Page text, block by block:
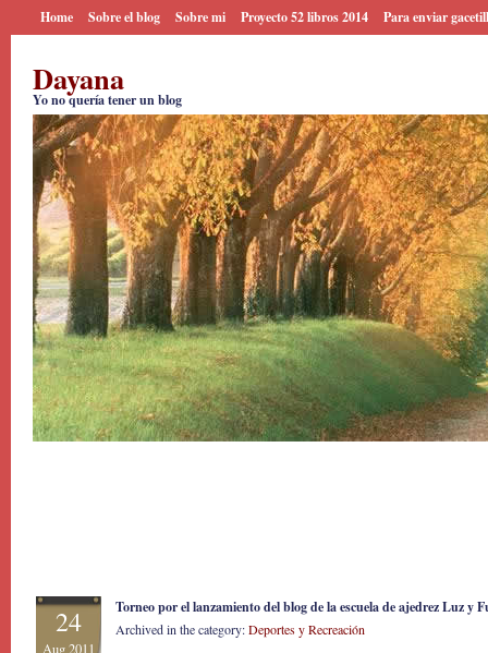
Home Sobre el blog Sobre mi Proyecto 52 libros 2014 Para enviar
Dayana
Yo no quería tener un blog
24
Aug 2011
Torneo por el lanzamiento del blog de la escuela de ajedrez Luz y
Archived in the category:Deportes y Recreación